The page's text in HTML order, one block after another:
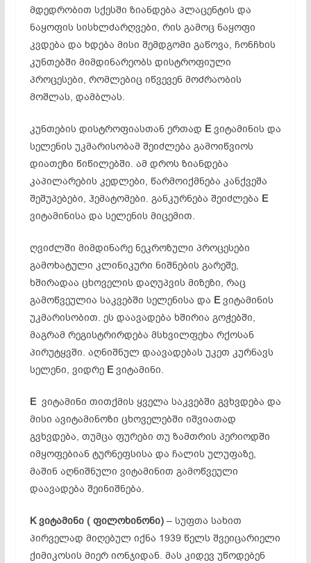
მდედრობით სქესში ზიანდება პლაცენტის და
ნაყოფის სისხლძარღვები, რის გამოც ნაყოფი
კვდება და ხდება მისი შემდგომი გაწოვა, ჩონჩხის
კუნთებში მიმდინარეობს დისტროფიული
პროცესები, რომლებიც იწვევენ მოძრაობის
მოშლას, დამბლას.
კუნთების დისტროფიასთან ერთად Eვიტამინის და
სელენის უკმარისობამ შეიძლება გამოიწვიოს
დიათეზი წიწილებში. ამ დროს ზიანდება
კაპილარების კედლები, წარმოიქმნება კანქვეშა
შეშუპებები, ჰემატომები. განკურნება შეიძლება E
ვიტამინისა და სელენის მიცემით.
ღვიძლში მიმდინარე ნეკროზული პროცესები
გამოხატული კლინიკური ნიშნების გარეშე,
ხშირადაა ცხოველის დაღუპვის მიზეზი, რაც
გამოწვეულია საკვებში სელენისა და Eვიტამინის
უკმარისობით. ეს დაავადება ხშირია გოჭებში,
მაგრამ რეგისტრირდება მსხვილფეხა რქოსან
პირუტყვში. აღნიშნულ დაავადებას უკეთ კურნავს
სელენი, ვიდრე Eვიტამინი.
Eვიტამინი თითქმის ყველა საკვებში გვხვდება და
მისი ავიტამინოზი ცხოველებში იშვიათად
გვხვდება, თუმცა ფურები თუ ზამთრის პერიოდში
იმყოფებიან ტურნეფსისა და ჩალის ულუფაზე,
მაშინ აღნიშნული ვიტამინით გამოწვეული
დაავადება შეინიშნება.
Kვიტამინი ( ფილოხინონი)– სუფთა სახით
პირველად მიღებულ იქნა 1939 წელს შვეიცარიელი
ქიმიკოსის მიერ იონჯიდან. მას კიდევ უწოდებენ